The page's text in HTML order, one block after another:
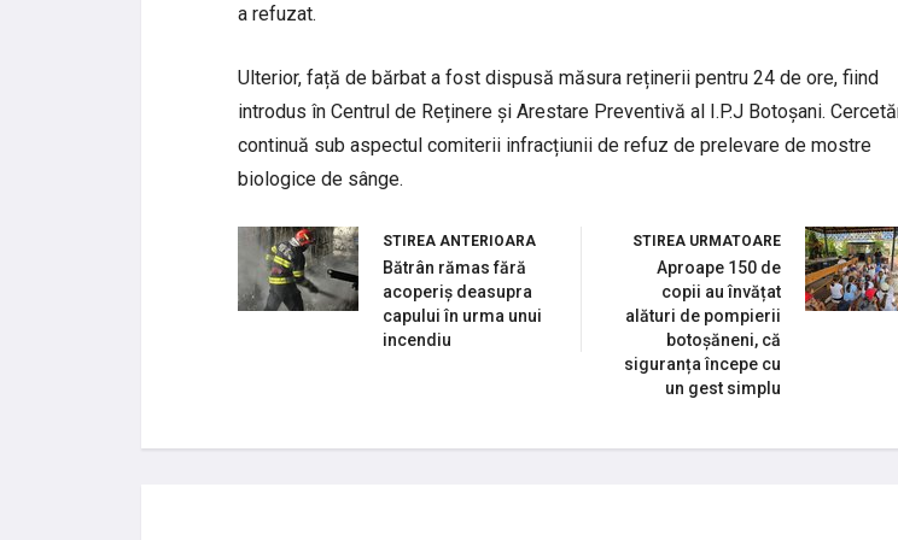
a refuzat.
Ulterior, față de bărbat a fost dispusă măsura reținerii pentru 24 de ore, fiind
introdus în Centrul de Reținere și Arestare Preventivă al I.P.J Botoșani.
continuă sub aspectul comiterii infracțiunii de refuz de prelevare de mostre
biologice de sânge.
STIREA ANTERIOARA
Bătrân rămas fără
acoperiș deasupra
capului în urma unui
incendiu
STIREA URMATOARE
Aproape 150 de
copii au învățat
alături de pompierii
botoșăneni, că
siguranța începe cu
un gest simplu